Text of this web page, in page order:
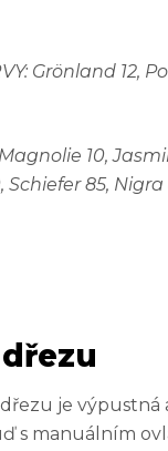
Grönland 12,
10,
Schiefer 85, Nigra
je výpustná
s manuálním